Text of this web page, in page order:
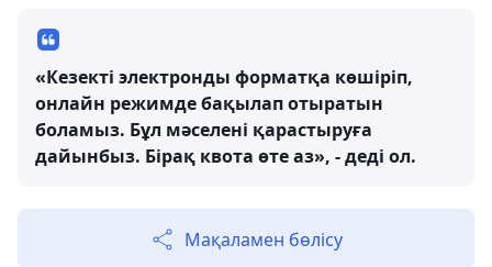
«Кезекті электронды форматқа көшіріп,
онлайн режимде бақылап отыратын
боламыз. Бұл мәселені қарастыруға
дайынбыз. Бірақ квота өте аз», - деді ол.
Мақаламен бөлісу